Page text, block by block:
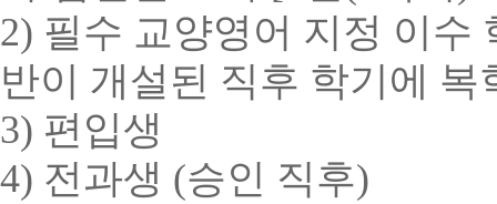
2) 필수 교양영어 지정 이수
반이 개설된 직후 학기에 복
3) 편입생
4) 전과생 (승인 직후)